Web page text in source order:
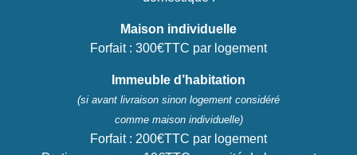
Maison individuelle
Forfait : 300€TTC par logement
Immeuble d’habitation
(si avant livraison sinon logement considéré
comme maison individuelle)
Forfait : 200€TTC par logement